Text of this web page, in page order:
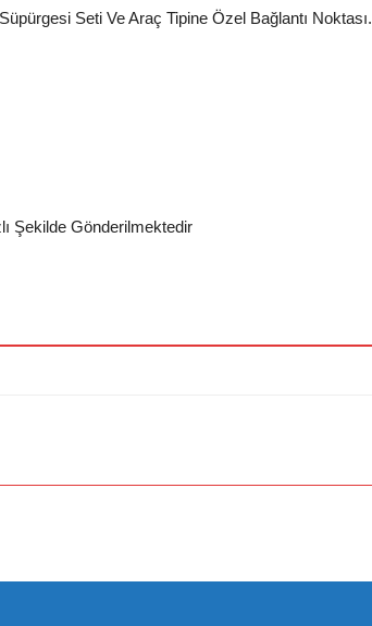
Seti Ve Araç Tipine Özel Bağlantı Noktası.
Şekilde Gönderilmektedir
Bu ürüne ilk yorumu siz yapın!